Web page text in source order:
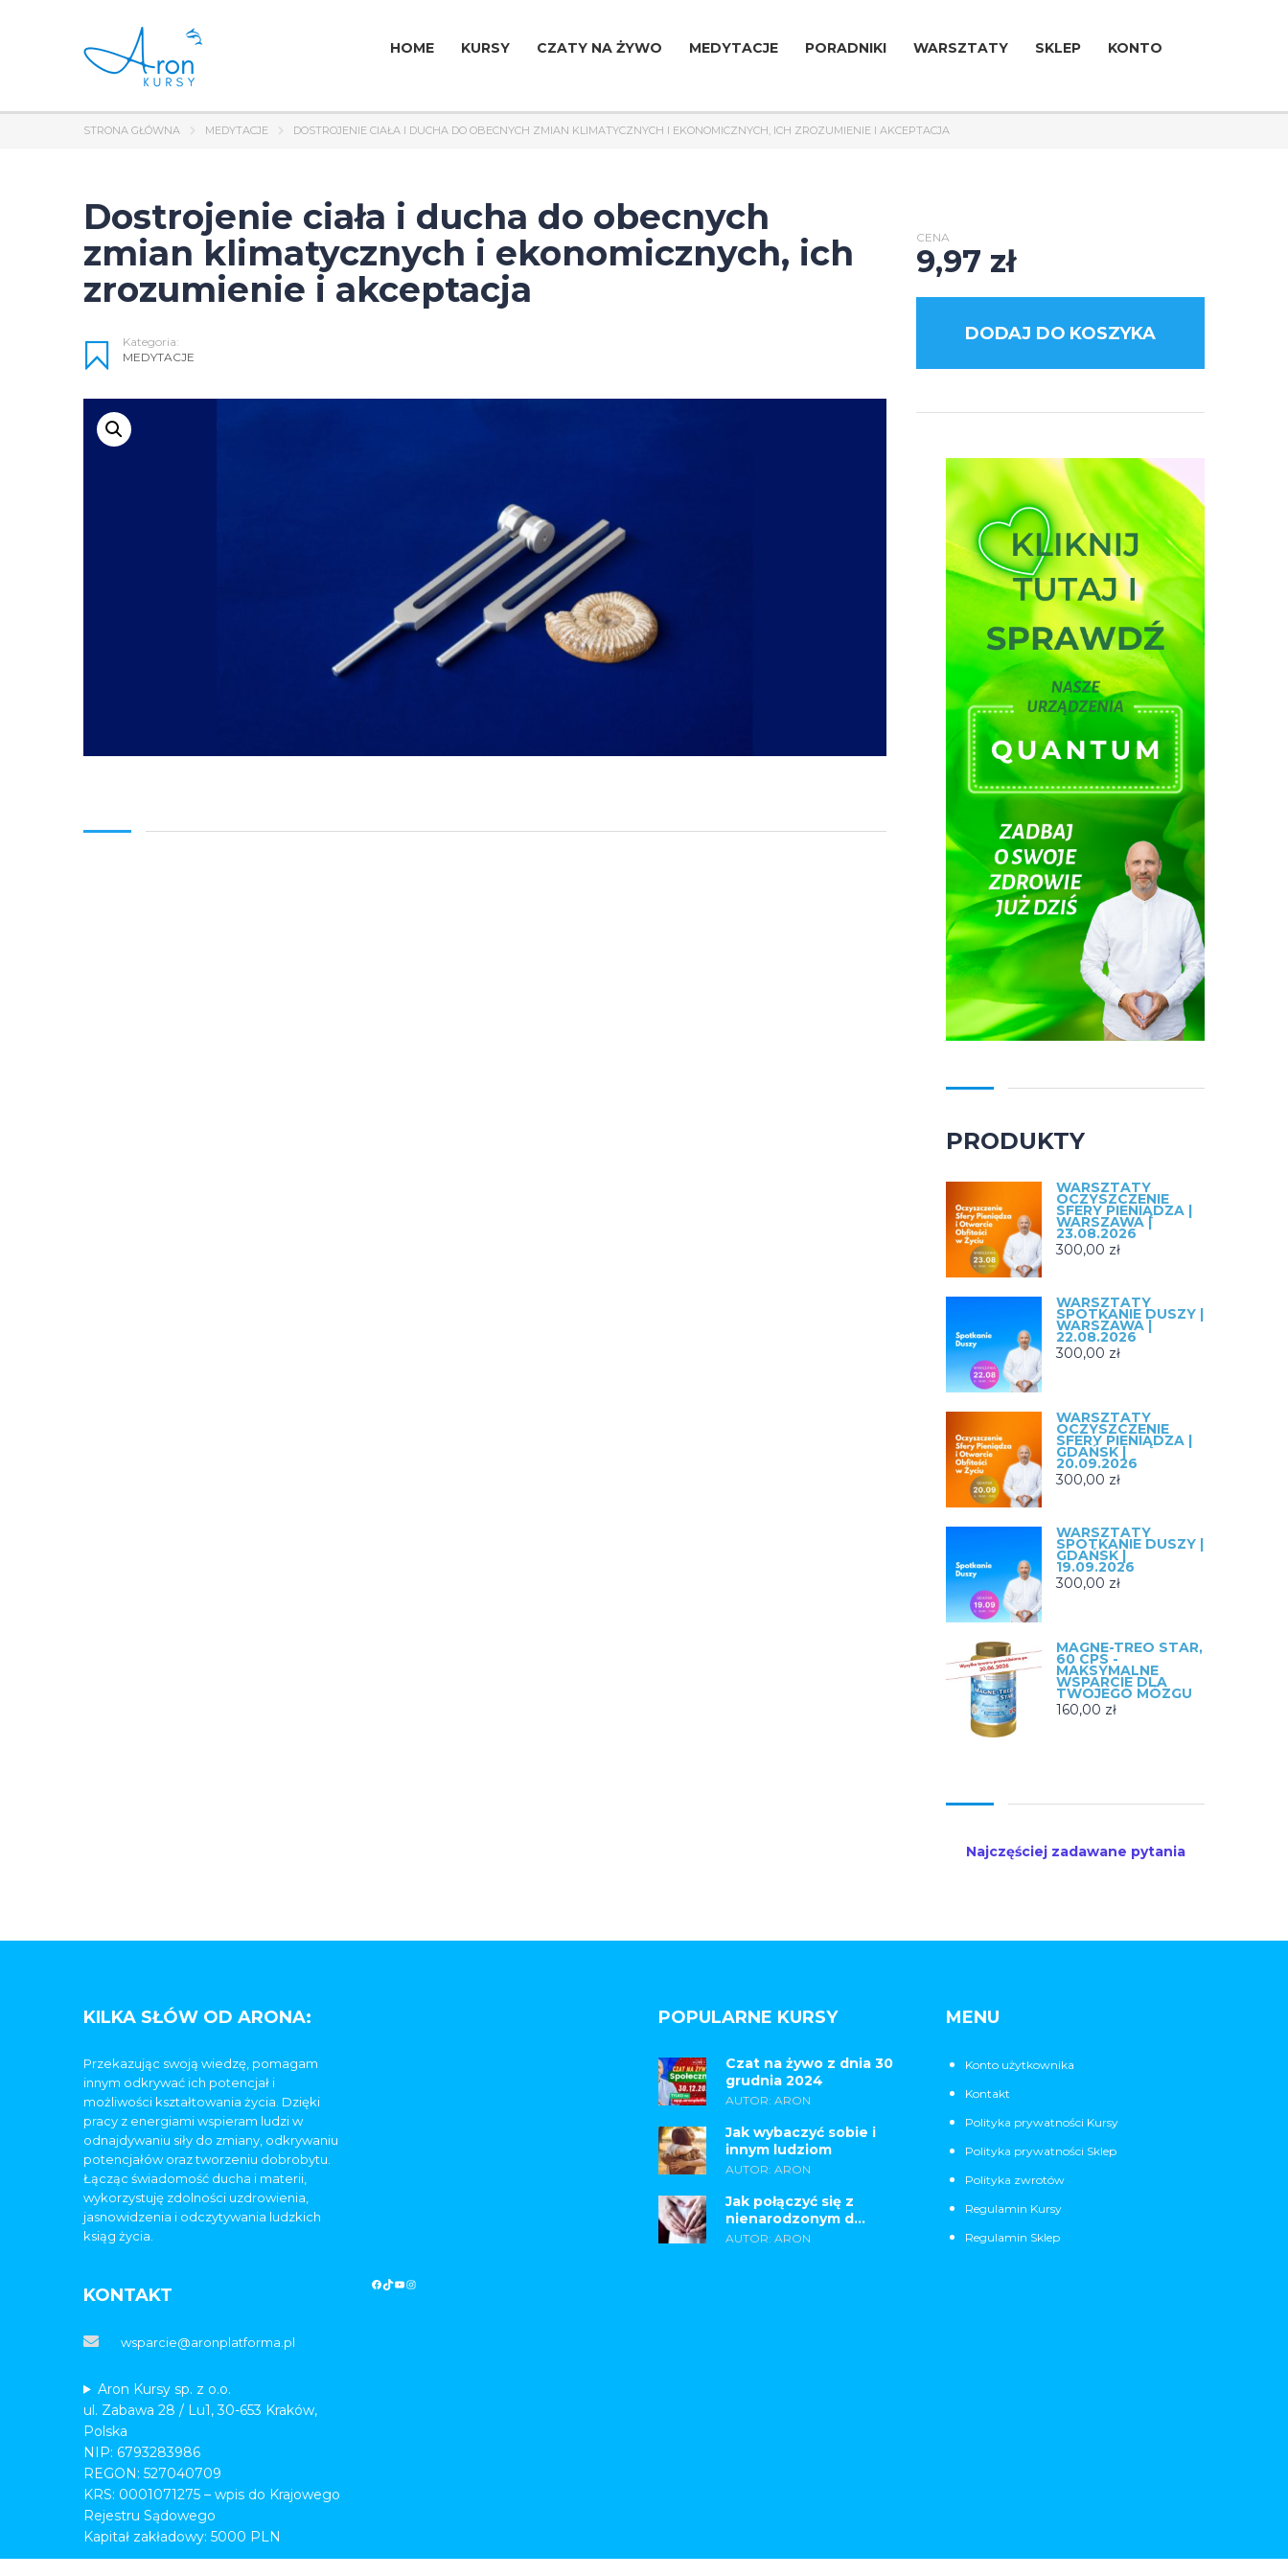
HOME KURSY CZATY NA ŻYWO MEDYTACJE PORADNIKI WARSZTATY SKLEP KONTO
STRONA GŁÓWNA MEDYTACJE DOSTROJENIE CIAŁA I DUCHA DO OBECNYCH ZMIAN KLIMATYCZNYCH I EKONOMICZNYCH, ICH ZROZUMIENIE I AKCEPTACJA
Dostrojenie ciała i ducha do obecnych
zmian klimatycznych i ekonomicznych, ich
zrozumienie i akceptacja
Kategoria:
MEDYTACJE
CENA
9,97 zł
DODAJ DO KOSZYKA
PRODUKTY
WARSZTATY
OCZYSZCZENIE
SFERY PIENIĄDZA |
WARSZAWA |
23.08.2026
300,00 zł
WARSZTATY
SPOTKANIE DUSZY |
WARSZAWA |
22.08.2026
300,00 zł
WARSZTATY
OCZYSZCZENIE
SFERY PIENIĄDZA |
GDAŃSK |
20.09.2026
300,00 zł
WARSZTATY
SPOTKANIE DUSZY |
GDAŃSK |
19.09.2026
300,00 zł
MAGNE-TREO STAR,
60 CPS -
MAKSYMALNE
WSPARCIE DLA
TWOJEGO MÓZGU
160,00 zł
Najczęściej zadawane pytania
KILKA SŁÓW OD ARONA:
Przekazując swoją wiedzę, pomagam
innym odkrywać ich potencjał i
możliwości kształtowania życia. Dzięki
pracy z energiami wspieram ludzi w
odnajdywaniu siły do zmiany, odkrywaniu
potencjałów oraz tworzeniu dobrobytu.
Łącząc świadomość ducha i materii,
wykorzystuję zdolności uzdrowienia,
jasnowidzenia i odczytywania ludzkich
ksiąg życia.
POPULARNE KURSY
Czat na żywo z dnia 30
grudnia 2024
AUTOR: ARON
Jak wybaczyć sobie i
innym ludziom
AUTOR: ARON
Jak połączyć się z
nienarodzonym d...
AUTOR: ARON
MENU
Konto użytkownika
Kontakt
Polityka prywatności Kursy
Polityka prywatności Sklep
Polityka zwrotów
Regulamin Kursy
Regulamin Sklep
KONTAKT
wsparcie@aronplatforma.pl
Aron Kursy sp. z o.o.
ul. Zabawa 28 / Lu1, 30-653 Kraków,
Polska
NIP: 6793283986
REGON: 527040709
KRS: 0001071275 – wpis do Krajowego
Rejestru Sądowego
Kapitał zakładowy: 5000 PLN